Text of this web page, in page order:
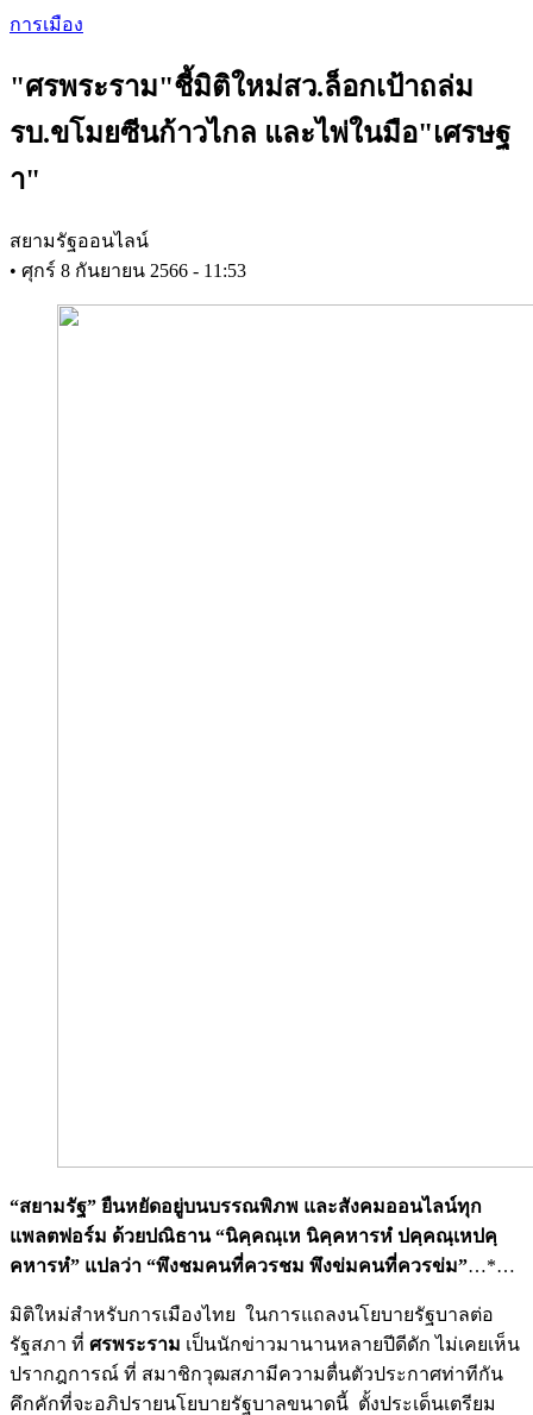
Skip
content
การเมือง
"ศรพระราม"ชี้มิติใหม่สว.ล็อกเป้าถล่ม
รบ.ขโมยซีนก้าวไกล และไพ่ในมือ"เศรษฐ
า"
สยามรัฐออนไลน์
• ศุกร์ 8 กันยายน 2566 - 11:53
“สยามรัฐ” ยืนหยัดอยู่บนบรรณพิภพ และสังคมออนไลน์ทุก
แพลตฟอร์ม ด้วยปณิธาน “นิคฺคณฺเห นิคฺคหารหํ ปคฺคณฺเหปคฺ
คหารหํ” แปลว่า “พึงชมคนที่ควรชม พึงข่มคนที่ควรข่ม”…*…
มิติใหม่สำหรับการเมืองไทย ในการแถลงนโยบายรัฐบาลต่อ
รัฐสภา ที่ ศรพระราม เป็นนักข่าวมานานหลายปีดีดัก ไม่เคยเห็น
ปรากฎการณ์ ที่ สมาชิกวุฒสภามีความตื่นตัวประกาศท่าทีกัน
คึกคักที่จะอภิปรายนโยบายรัฐบาลขนาดนี้ ตั้งประเด็นเตรียม